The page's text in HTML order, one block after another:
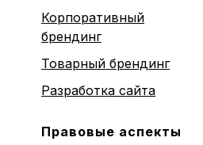
Корпоративный
брендинг
Товарный брендинг
Разработка сайта
Правовые аспекты